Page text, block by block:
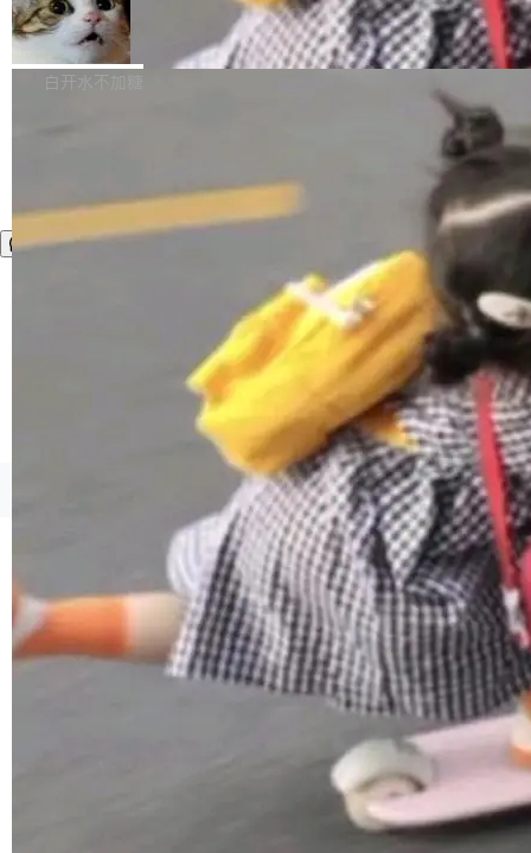
型。谁在开源赛道上领先，...
简单：开发者工具必须开源。 理由不是传统的自
由软件情怀，而是一个跟 AI agent 直接相关的
技术判断。 两行 prompt 就能个性化任何软件 C
i）在 X 上发帖： 「如果你是 Agent Harness 相
关开源项目的开发者，希望参加 DeepSeek Har
ness 的内测，可以回复或私信联系我。请附上
Harness 负责把能力落到真实环境中——调用工
具、读写文件、管理上下文、处理错误、完成闭
环。崔添翼招人的标...
商汤 SenseNova U1.5-Lite-Preview
开源
商汤科技宣布面向社区开源轻量级统一多模态模
型的预览版本 SenseNova U1.5-Lite-Preview。
理解、推理、生成与编辑，还仅以 8B-MoT 的轻
量大小，将能力推进到4K、更精细的真实质感、
更复杂的视觉控制和可持续迭代编辑。 相比 U
1，U1.5-Lite-Preview 在以下方向上带来了显著
提升： 原生支持4K图像生成； 更精细的局部纹
理、细节与真实世界质感； 更准确的中英文文字
生成与复杂版式组织； 更稳定的图...
白开水不加糖
©OSCHINA(OSChina.NET) 京ICP备2025119063号